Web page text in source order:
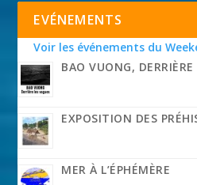
EVÉNEMENTS
Voir les événements du
BAO VUONG, DERRIÈRE
EXPOSITION DES
MER À L’ÉPHÉMÈRE